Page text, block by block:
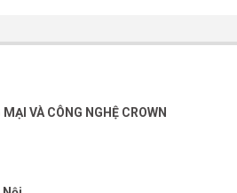
VÀ CÔNG NGHỆ CROWN